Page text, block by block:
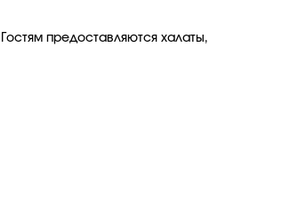
предоставляются халаты,